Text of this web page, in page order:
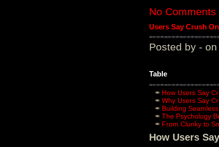
No Comments
Users Say Crush
Posted by - on
Table
How Users Say
Why Users Say
Building
The Psychology
From Clunky to
How Users